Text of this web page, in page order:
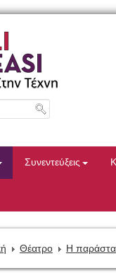
Συνεντεύξεις
Θέατρο Η